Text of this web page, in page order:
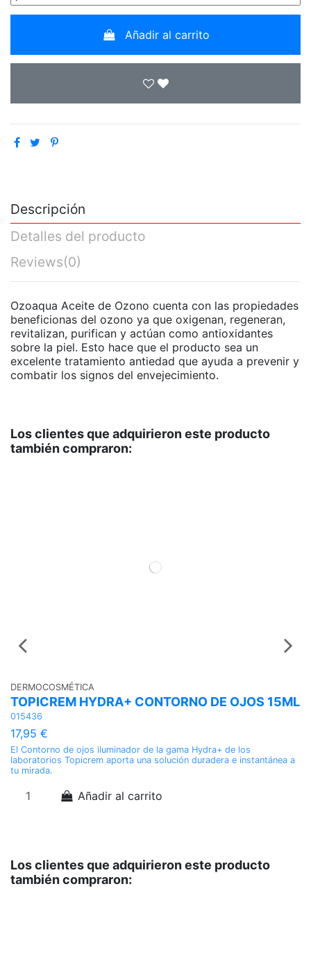
Añadir al carrito
Descripción
Detalles del producto
Reviews(0)
Ozoaqua Aceite de Ozono cuenta con las propiedades
beneficionas del ozono ya que oxigenan, regeneran,
revitalizan, purifican y actúan como antioxidantes
sobre la piel. Esto hace que el producto sea un
excelente tratamiento antiedad que ayuda a prevenir y
combatir los signos del envejecimiento.
Los clientes que adquirieron este producto
también compraron:
DERMOCOSMÉTICA
TOPICREM HYDRA+ CONTORNO DE OJOS 15ML
015436
17,95 €
El Contorno de ojos iluminador de la gama Hydra+ de los
laboratorios Topicrem aporta una solución duradera e instantánea a
tu mirada.
Añadir al carrito
Los clientes que adquirieron este producto
también compraron: